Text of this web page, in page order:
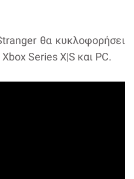
θα κυκλοφορήσει
Series X|S και PC.